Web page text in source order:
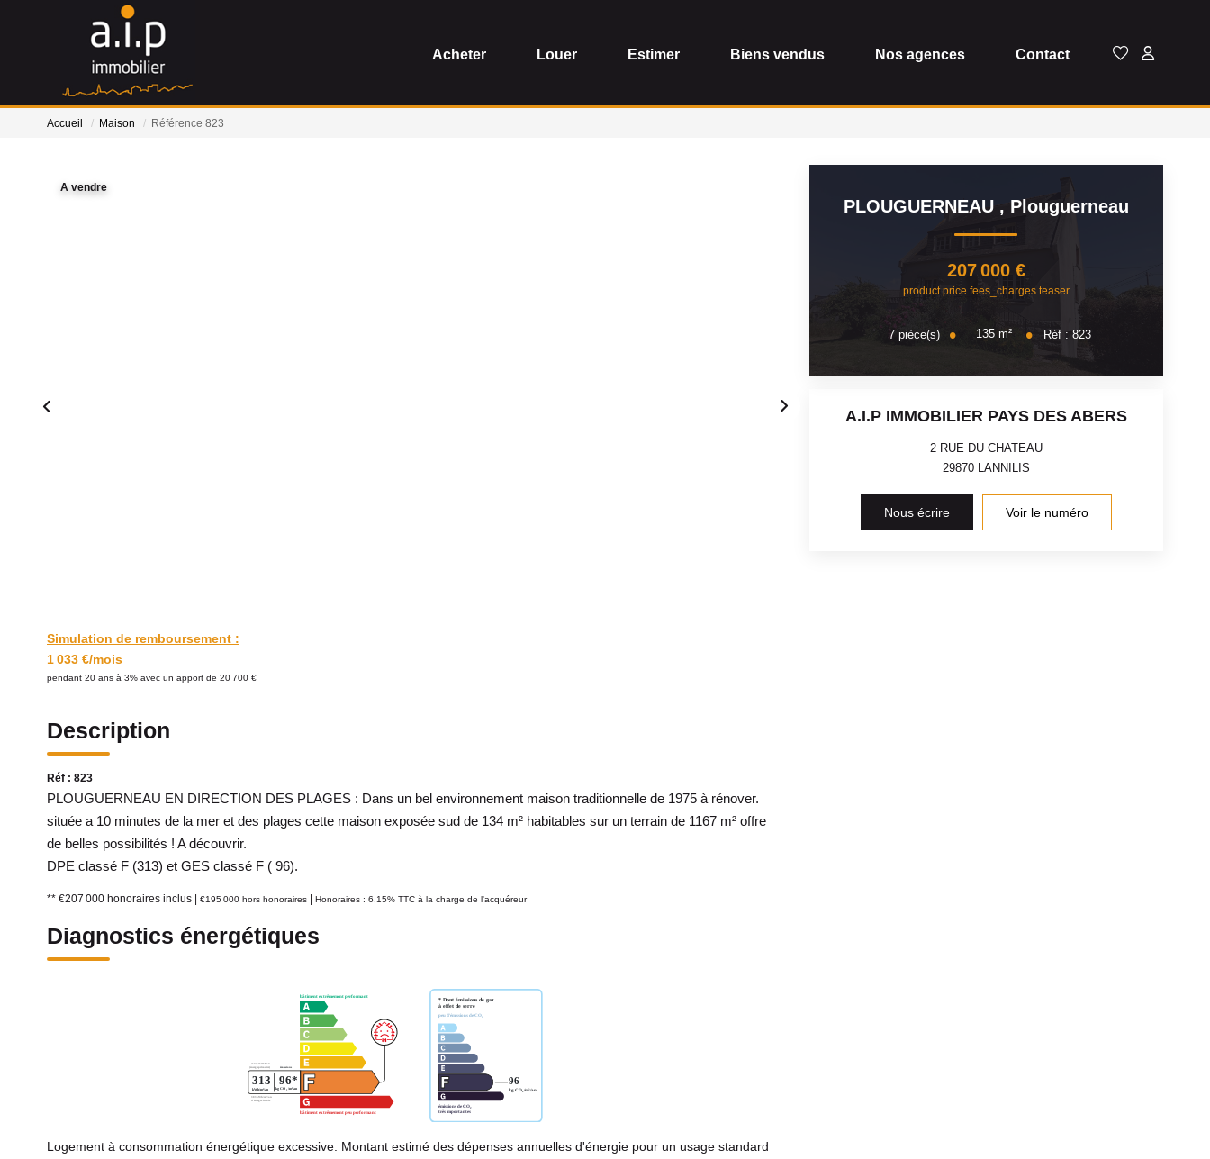
Acheter Louer Estimer Biens vendus Nos agences Contact
Accueil Maison Référence 823
A vendre
Simulation de remboursement :
1 033 €/mois
pendant 20 ans à 3% avec un apport de 20 700 €
Description
Réf : 823
PLOUGUERNEAU EN DIRECTION DES PLAGES : Dans un bel environnement maison traditionnelle de 1975 à rénover.
située a 10 minutes de la mer et des plages cette maison exposée sud de 134 m² habitables sur un terrain de 1167 m² offre
de belles possibilités ! A découvrir.
DPE classé F (313) et GES classé F ( 96).
** €207 000 honoraires inclus €195 000 hors honoraires Honoraires : 6.15% TTC à la charge de l'acquéreur
Diagnostics énergétiques
Logement à consommation énergétique excessive. Montant estimé des dépenses annuelles d'énergie pour un usage standard
PLOUGUERNEAU , Plouguerneau
207 000 €
product.price.fees_charges.teaser
7 pièce(s) 135 m² Réf : 823
A.I.P IMMOBILIER PAYS DES ABERS
2 RUE DU CHATEAU
29870 LANNILIS
Nous écrire Voir le numéro